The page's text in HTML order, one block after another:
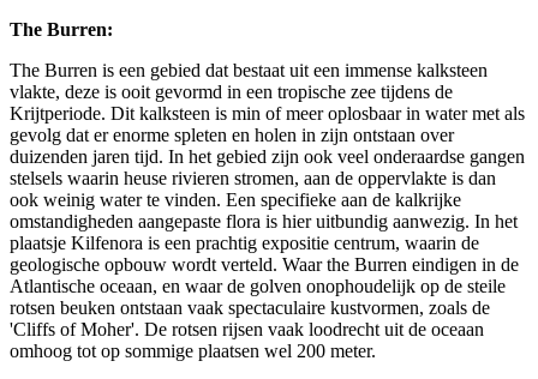
The Burren:
The Burren is een gebied dat bestaat uit een immense kalksteen
vlakte, deze is ooit gevormd in een tropische zee tijdens de
Krijtperiode. Dit kalksteen is min of meer oplosbaar in water met als
gevolg dat er enorme spleten en holen in zijn ontstaan over
duizenden jaren tijd. In het gebied zijn ook veel onderaardse gangen
stelsels waarin heuse rivieren stromen, aan de oppervlakte is dan
ook weinig water te vinden. Een specifieke aan de kalkrijke
omstandigheden aangepaste flora is hier uitbundig aanwezig. In het
plaatsje Kilfenora is een prachtig expositie centrum, waarin de
geologische opbouw wordt verteld. Waar the Burren eindigen in de
Atlantische oceaan, en waar de golven onophoudelijk op de steile
rotsen beuken ontstaan vaak spectaculaire kustvormen, zoals de
'Cliffs of Moher'. De rotsen rijsen vaak loodrecht uit de oceaan
omhoog tot op sommige plaatsen wel 200 meter.